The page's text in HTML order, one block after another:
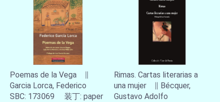
Poemas de la Vega ∥
Garcia Lorca, Federico
SBC: 173069 装丁: paper
Rimas. Cartas literarias a
una mujer ∥ Bécquer,
Gustavo Adolfo